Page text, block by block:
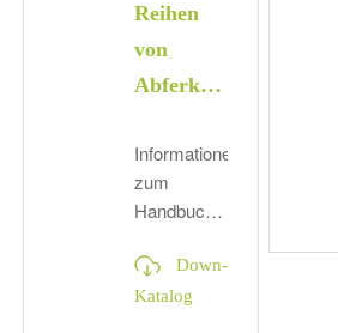
Reihen
von
Abferkelbuchten
Informationen
zum
Handbuch
Säulen in
Reihen von
Down-
Katalog